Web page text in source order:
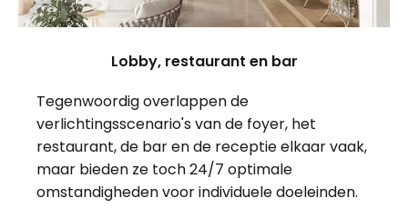
Lobby, restaurant en bar
Tegenwoordig overlappen de
verlichtingsscenario's van de foyer, het
restaurant, de bar en de receptie elkaar vaak,
maar bieden ze toch 24/7 optimale
omstandigheden voor individuele doeleinden.